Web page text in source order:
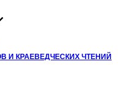
И КРАЕВЕДЧЕСКИХ ЧТЕНИЙ